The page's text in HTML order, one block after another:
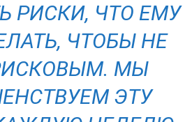
РИСКИ, ЧТО ЕМУ
ЧТОБЫ НЕ
МЫ
ЭТУ